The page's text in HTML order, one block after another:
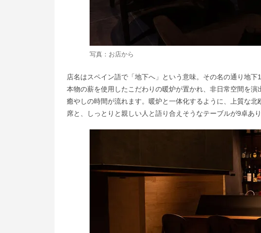
写真：お店から
店名はスペイン語で「地下へ」という意味。その名の通り地下
本物の薪を使用したこだわりの暖炉が置かれ、非日常空間を演
癒やしの時間が流れます。暖炉と一体化するように、上質な
席と、しっとりと親しい人と語り合えそうなテーブルが9卓あり